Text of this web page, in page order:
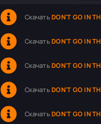
Скачать DON'T GO IN
Скачать DON'T GO IN
Скачать DON'T GO IN
Скачать DON'T GO IN
Скачать DON'T GO IN